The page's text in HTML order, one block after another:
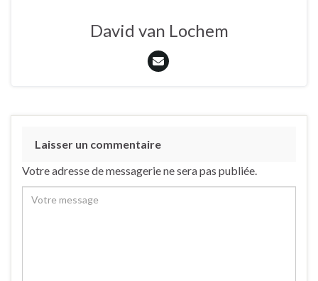
David van Lochem
Laisser un commentaire
Votre adresse de messagerie ne sera pas publiée.